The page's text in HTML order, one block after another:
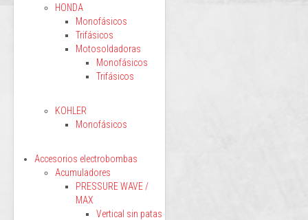
HONDA
Monofásicos
Trifásicos
Motosoldadoras
Monofásicos
Trifásicos
KOHLER
Monofásicos
Accesorios electrobombas
Acumuladores
PRESSURE WAVE /
MAX
Vertical sin patas